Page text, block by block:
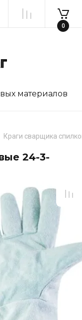
материалов
0
Краги сварщика
24-3-